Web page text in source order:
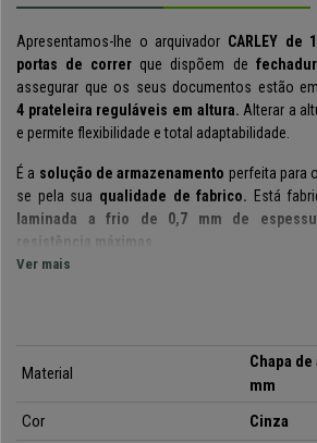
Apresentamos-lhe o arquivador CARLEY de
portas de correr que dispõem de
assegurar que os seus documentos estão
4 prateleira reguláveis em altura. Alterar a
e permite flexibilidade e total adaptabilidade.
É a solução de armazenamento perfeita para
se pela sua qualidade de fabrico. Está
laminada a frio de 0,7 mm de
resistência máximas
Não perca a sua oportunidade!
Ver mais
Material
Chapa
mm
Cor
Cinza